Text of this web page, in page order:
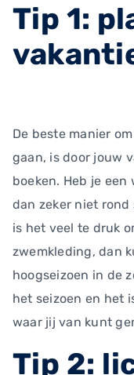
Tip 1:
De beste manier
gaan, is door jouw
boeken. Heb je een
dan zeker niet
is het veel te druk
zwemkleding, dan
hoogseizoen in de
het seizoen en het
waar jij van kunt
Tip 2: